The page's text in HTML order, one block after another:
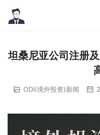
坦桑尼亚公司注册
ODI(境外投资)新闻